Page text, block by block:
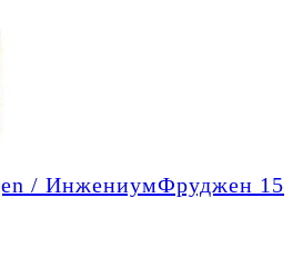
/ ИнжениумФруджен 15